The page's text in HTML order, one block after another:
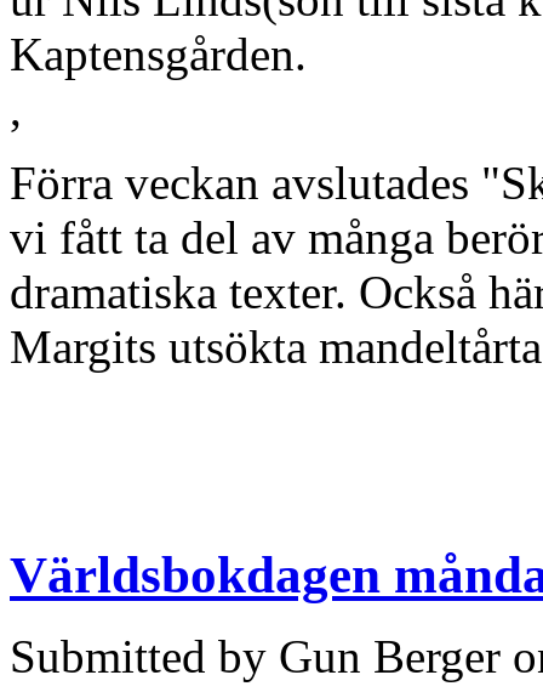
Kaptensgården.
,
Förra veckan avslutades
vi fått ta del av många
dramatiska texter. Också
Margits utsökta
Världsbokdagen
Submitted by Gun Berger